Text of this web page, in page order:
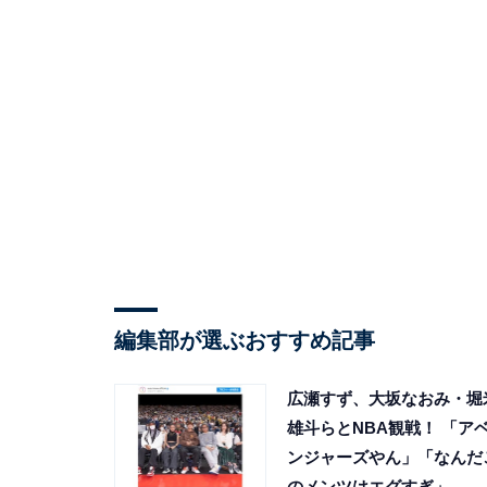
編集部が選ぶおすすめ記事
広瀬すず、大坂なおみ・堀
雄斗らとNBA観戦！ 「ア
ンジャーズやん」「なんだ